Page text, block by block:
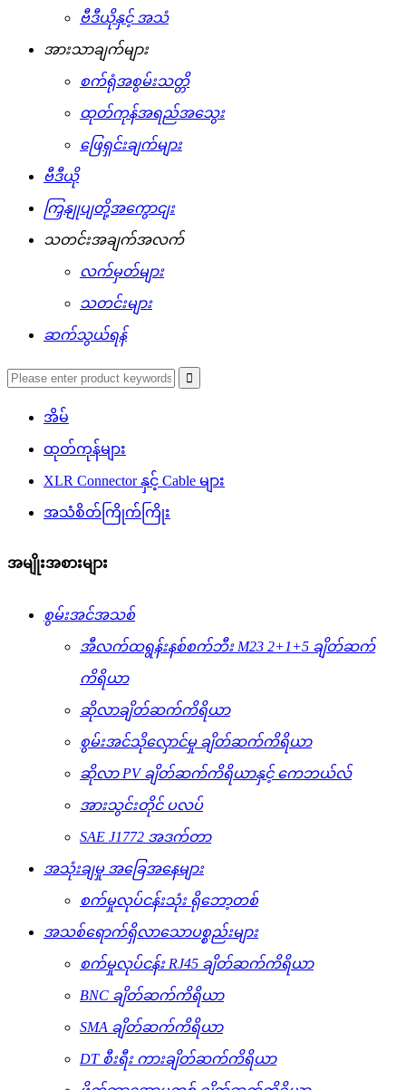
ဗီဒီယိုနှင့် အသံ
အားသာချက်များ
စက်ရုံအစွမ်းသတ္တိ
ထုတ်ကုန်အရည်အသွေး
ဖြေရှင်းချက်များ
ဗီဒီယို
ကြှနျုပျတို့အကွောငျး
သတင်းအချက်အလက်
လက်မှတ်များ
သတင်းများ
ဆက်သွယ်ရန်
အိမ်
ထုတ်ကုန်များ
XLR Connector နှင့် Cable များ
အသံစိတ်ကြိုက်ကြိုး
အမျိုးအစားများ
စွမ်းအင်အသစ်
အီလက်ထရွန်းနစ်စက်ဘီး M23 2+1+5 ချိတ်ဆက်
ကိရိယာ
ဆိုလာချိတ်ဆက်ကိရိယာ
စွမ်းအင်သိုလှောင်မှု ချိတ်ဆက်ကိရိယာ
ဆိုလာ PV ချိတ်ဆက်ကိရိယာနှင့် ကေဘယ်လ်
အားသွင်းတိုင် ပလပ်
SAE J1772 အဒက်တာ
အသုံးချမှု အခြေအနေများ
စက်မှုလုပ်ငန်းသုံး ရိုဘော့တစ်
အသစ်ရောက်ရှိလာသောပစ္စည်းများ
စက်မှုလုပ်ငန်း RJ45 ချိတ်ဆက်ကိရိယာ
BNC ချိတ်ဆက်ကိရိယာ
SMA ချိတ်ဆက်ကိရိယာ
DT စီးရီး ကားချိတ်ဆက်ကိရိယာ